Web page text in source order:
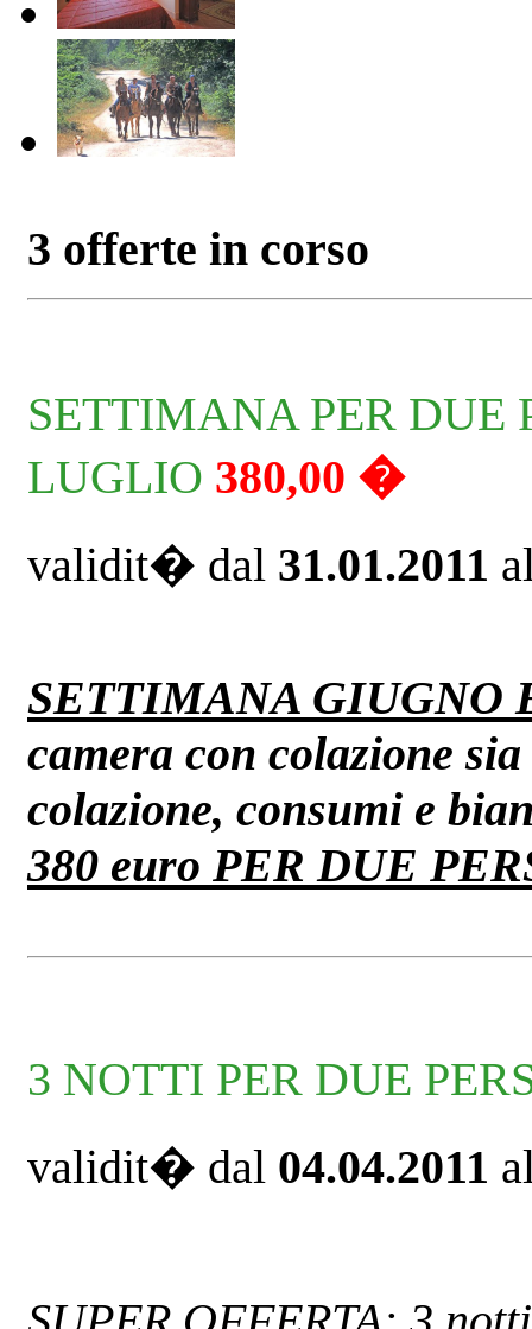
3 offerte in corso
SETTIMANA PER DUE
LUGLIO 380,00 �
validit� dal 31.01.2011
SETTIMANA GIUGNO
camera con colazione
colazione, consumi e
380 euro PER DUE
3 NOTTI PER DUE
validit� dal 04.04.2011